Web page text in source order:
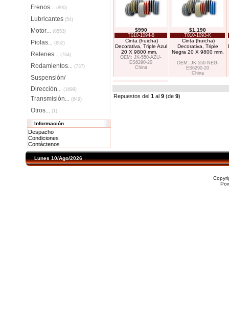
Frenos... (890)
Lubricantes (54)
Motor... (8553)
Piolas... (652)
Retenes... (764)
Rodamientos... (737)
Suspensión/
Dirección... (1699)
Transmisión... (849)
Otros... (1)
Información
Despacho
Condiciones
Contáctenos
$990
T010-1094-8
Cinta (huicha)
Decorativa, Triple Azul
20 X 9800 mm.
OEM: JK-550-AZU-
ES6290-20
China
$1.190
T010-1093-K
Cinta (huicha)
Decorativa, Triple
Negra 20 X 9800 mm.
OEM: JK-550-NEG-
ES6290-20
China
Repuestos del 1 al 9 (de 9)
Lunes 10/Ago/2026